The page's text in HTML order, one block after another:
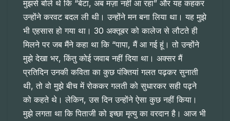
मुझसे बोले थे कि “बेटा, अब मज़ा नहीं आ रहा” और यह कहकर
उन्होंने करवट बदल ली थी। उन्होंने मन बना लिया था। यह मुझे
भी एहसास हो गया था। 30 अक्तूबर को कालेज से लौटते ही
मिलने पर जब मैंने कहा था कि “पापा, मैं आ गई हूं। तो उन्होंने
मुझे देखा भर, किंतु कोई जवाब नहीं दिया था। अक्सर मैं
प्रतिदिन उनकी कविता का कुछ पंक्तियां गलत पढ़कर सुनाती
थी, तो वो मुझे बीच में रोककर गलती को सुधारकर सही पढ़ने
को कहते थे। लेकिन, उस दिन उन्होंने ऐसा कुछ नहीं किया।
मुझे लगता था कि पिताजी को इच्छा मृत्यु का वरदान है। आज भी